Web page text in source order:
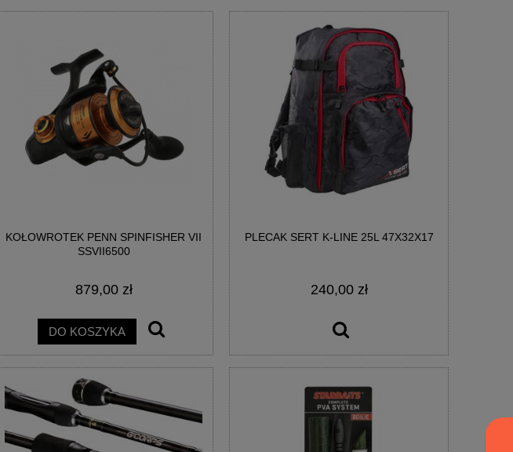
KOŁOWROTEK PENN SPINFISHER VII
SSVII6500
879,00 zł
DO KOSZYKA
PLECAK SERT K-LINE 25L 47X32X17
240,00 zł